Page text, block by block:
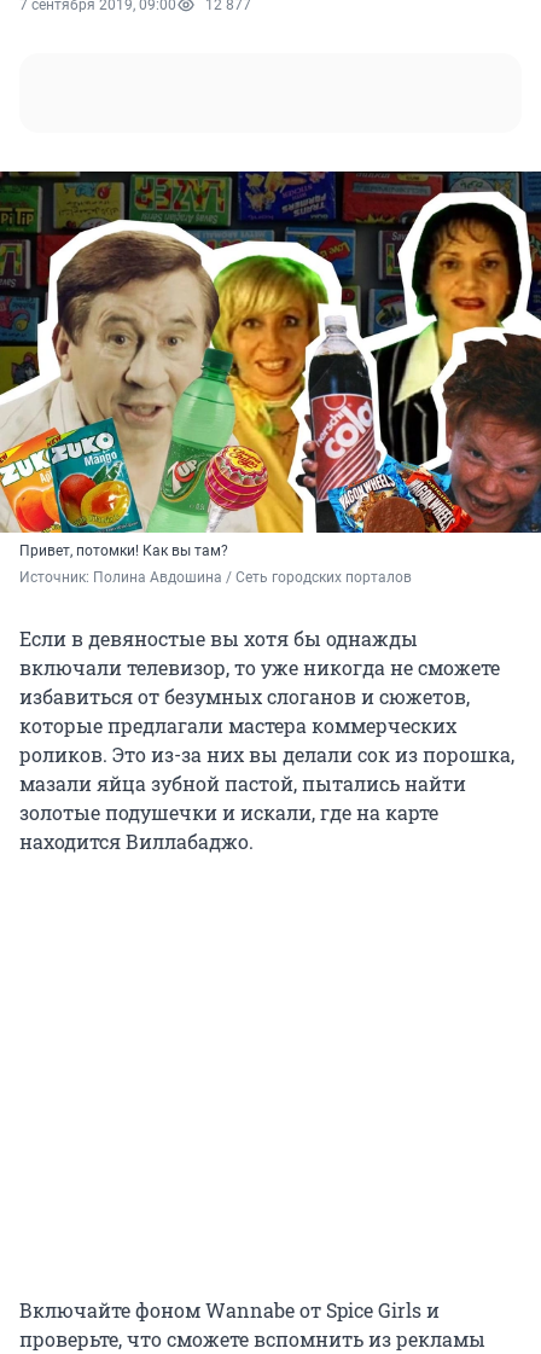
7 сентября 2019, 09:00 12 877
Привет, потомки! Как вы там?
Источник: Полина Авдошина / Сеть городских порталов
Если в девяностые вы хотя бы однажды
включали телевизор, то уже никогда не сможете
избавиться от безумных слоганов и сюжетов,
которые предлагали мастера коммерческих
роликов. Это из-за них вы делали сок из порошка,
мазали яйца зубной пастой, пытались найти
золотые подушечки и искали, где на карте
находится Виллабаджо.
Включайте фоном Wannabe от Spice Girls и
проверьте, что сможете вспомнить из рекламы